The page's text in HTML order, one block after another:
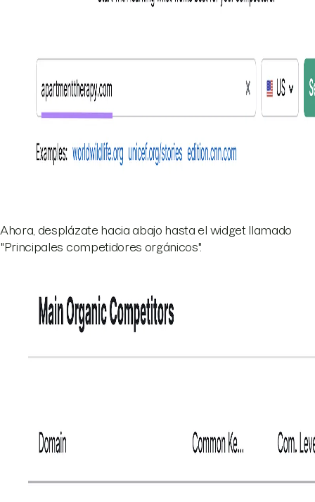
Ahora, desplázate hacia abajo hasta el widget llamado
"Principales competidores orgánicos".